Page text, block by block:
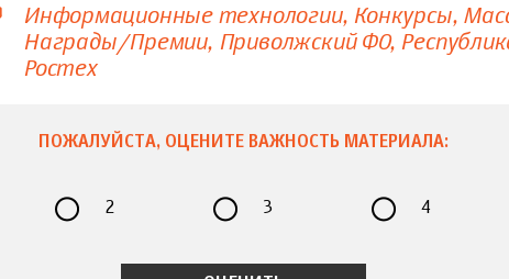
Информационные технологии Конкурсы
Награды/Премии Приволжский ФО
Ростех
ПОЖАЛУЙСТА, ОЦЕНИТЕ ВАЖНОСТЬ МАТЕРИАЛА:
2 3 4